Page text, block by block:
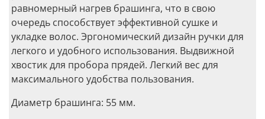
равномерный нагрев брашинга, что в свою
очередь способствует эффективной сушке и
укладке волос. Эргономический дизайн ручки для
легкого и удобного использования. Выдвижной
хвостик для пробора прядей. Легкий вес для
максимального удобства пользования.
Диаметр брашинга: 55 мм.